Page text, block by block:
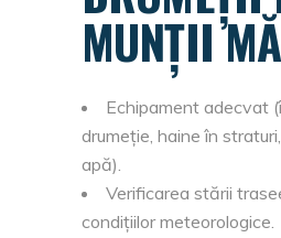
MUNȚII
Echipament adecvat
drumeție, haine în
apă).
Verificarea stării
condițiilor meteorologice.